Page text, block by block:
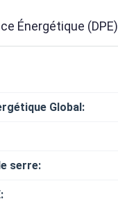
Énergétique (DPE)
Global:
serre: